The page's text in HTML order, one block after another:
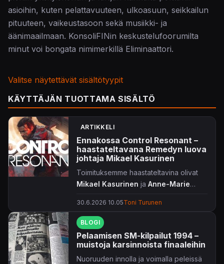
asioihin, kuten pelattavuuteen, ulkoasuun, seikkailun
pituuteen, vaikeustasoon sekä musiikki- ja
äänimaailmaan. KonsoliFINin keskustelufoorumilta
minut voi bongata nimimerkillä Eliminaattori.
Valitse näytettävät sisältötyypit
KÄYTTÄJÄN TUOTTAMA SISÄLTÖ
ARTIKKELI
Ennakossa Control Resonant –
haastateltavana Remedyn luova
johtaja Mikael Kasurinen
Toimituksemme haastateltavina olivat
Mikael Kasurinen ja Anne-Marie
30.6.2026 10.05Toni Turunen
BLOGI
Pelaamisen SM-kilpailut 1994 –
muistoja karsinnoista finaaleihin
Nuoruuden innolla ja voimalla peleissä